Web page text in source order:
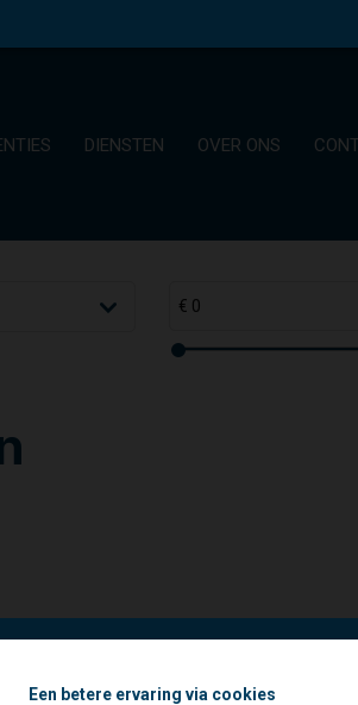
Een betere ervaring via cookies
DIENSTEN OVER ONS